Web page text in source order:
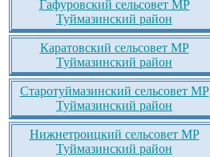
Гафуровский сельсовет МР
Туймазинский район
Каратовский сельсовет МР
Туймазинский район
Старотуймазинский сельсовет МР
Туймазинский район
Нижнетроицкий сельсовет МР
Туймазинский район